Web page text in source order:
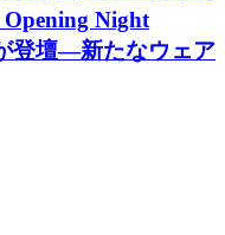
Opening Night
登壇―新たなウェア